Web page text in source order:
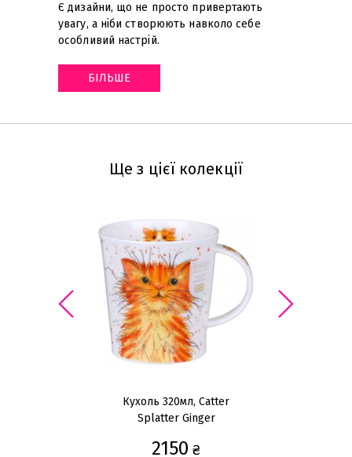
Є дизайни, що не просто привертають
увагу, а ніби створюють навколо себе
особливий настрій.
БІЛЬШЕ
Ще з цієї колекції
Кухоль 320мл, Catter
Splatter Ginger
2150 ₴